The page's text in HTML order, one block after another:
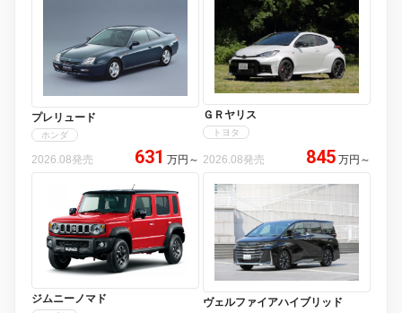
プレリュード
ホンダ
2026.08発売 631 万円 ～
ＧＲヤリス
トヨタ
2026.08発売 845 万円 ～
ジムニーノマド ヴェルファイアハイブリッド